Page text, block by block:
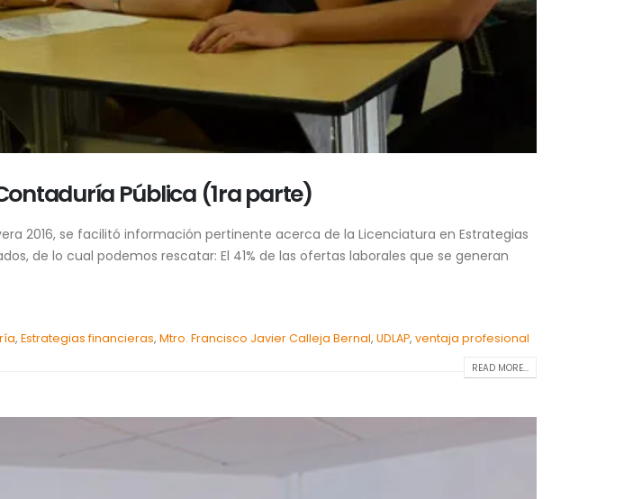
Pública (1ra parte)
2016, se facilitó información pertinente acerca de la Licenciatura en Estrategias
de lo cual podemos rescatar: El 41% de las ofertas laborales que se generan
, Estrategias financieras, Mtro. Francisco Javier Calleja Bernal, UDLAP, ventaja profesional
READ MORE...